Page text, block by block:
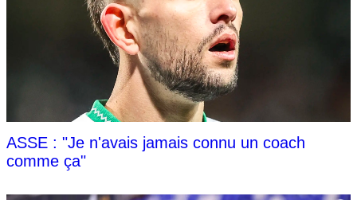
ASSE : "Je n'avais jamais connu un coach
comme ça"